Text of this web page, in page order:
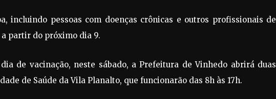
incluindo pessoas com doenças crônicas e outros profissionais de
a partir do próximo dia 9.
de vacinação, neste sábado, a Prefeitura de Vinhedo abrirá duas
de Saúde da Vila Planalto, que funcionarão das 8h às 17h.